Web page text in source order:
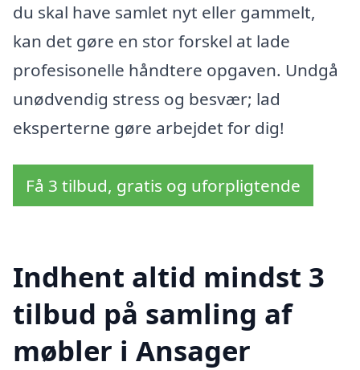
du skal have samlet nyt eller gammelt,
kan det gøre en stor forskel at lade
profesisonelle håndtere opgaven. Undgå
unødvendig stress og besvær; lad
eksperterne gøre arbejdet for dig!
Få 3 tilbud, gratis og uforpligtende
Indhent altid mindst 3
tilbud på samling af
møbler i Ansager